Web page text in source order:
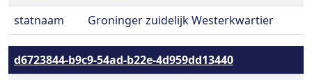
statnaam
Groninger zuidelijk Westerkwartier
d6723844-b9c9-54ad-b22e-4d959dd13440